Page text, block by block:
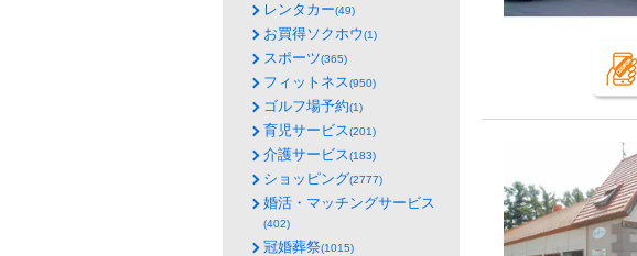
レンタカー(49)
お買得ソクホウ(1)
スポーツ(365)
フィットネス(950)
ゴルフ場予約(1)
育児サービス(201)
介護サービス(183)
ショッピング(2777)
婚活・マッチングサービス
(402)
冠婚葬祭(1015)